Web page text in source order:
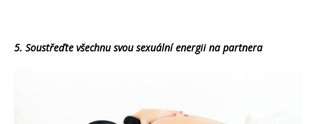
5. Soustřeďte všechnu svou sexuální energii na partnera